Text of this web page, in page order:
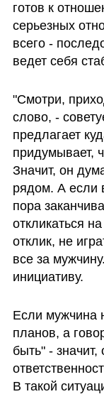
готов к
серьезных
всего -
ведет себя
"Смотри,
слово, -
предлагает
придумывает,
Значит, он
рядом. А если
пора
откликаться
отклик, не
все за
инициативу.
Если мужчина
планов, а
быть" - значит,
В такой